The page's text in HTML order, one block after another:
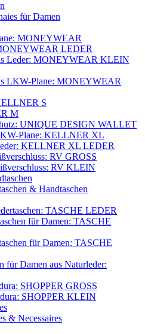
für Damen
MONEYWEAR
LEDER
Leder: MONEYWEAR KLEIN
LKW-Plane: MONEYWEAR
S
M
UNIQUE DESIGN WALLET
Plane: KELLNER XL
KELLNER XL LEDER
RV GROSS
RV KLEIN
& Handtaschen
TASCHE LEDER
für Damen: TASCHE
für Damen: TASCHE
für Damen aus Naturleder:
SHOPPER GROSS
SHOPPER KLEIN
& Necessaires